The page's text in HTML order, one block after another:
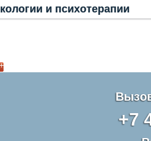
и психотерапии
+7